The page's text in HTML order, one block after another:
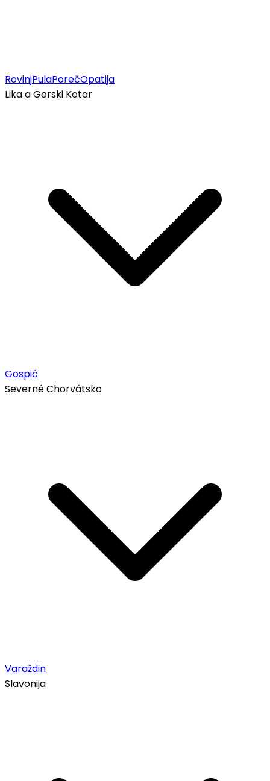
RovinjPulaPorečOpatija
Lika a Gorski Kotar
Gospić
Severné Chorvátsko
Varaždin
Slavonija